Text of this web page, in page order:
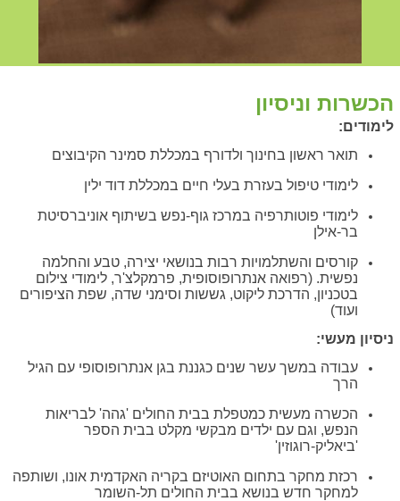
לימודים:
תואר ראשון בחינוך ולדורף במכללת סמינר הקיבוצים
לימודי טיפול בעזרת בעלי חיים במכללת דוד ילין
לימודי פוטותרפיה במרכז גוף-נפש בשיתוף אוניברסיטת
בר-אילן
קורסים והשתלמויות רבות בנושאי יצירה, טבע והחלמה
נפשית. (רפואה אנתרופוסופית, פרמקלצ'ר, לימודי צילום
בטכניון, הדרכת ליקוט, גששות וסימני שדה, שפת הציפורים
ועוד)
ניסיון מעשי:
עבודה במשך עשר שנים כגננת בגן אנתרופוסופי עם הגיל
הרך
הכשרה מעשית כמטפלת בבית החולים 'גהה' לבריאות
הנפש, וגם עם ילדים מבקשי מקלט בבית הספר
'ביאליק-רוגוזין'
רכזת מחקר בתחום האוטיזם בקריה האקדמית אונו, ושותפה
למחקר חדש בנושא בבית החולים תל-השומר
הכשרות וניסיון